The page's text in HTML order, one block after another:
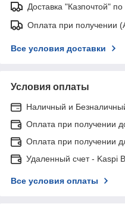
Доставка "Казпочтой" по
Оплата при получении
Все условия доставки
Условия оплаты
Наличный и
Оплата при получении
Оплата при получении
Удаленный счет - Kaspi
Все условия оплаты